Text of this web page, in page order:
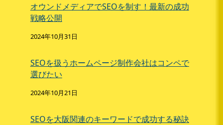
オウンドメディアでSEOを制す！最新の成功
戦略公開
2024年10月31日
SEOを扱うホームページ制作会社はコンペで
選びたい
2024年10月21日
SEOを大阪関連のキーワードで成功する秘訣